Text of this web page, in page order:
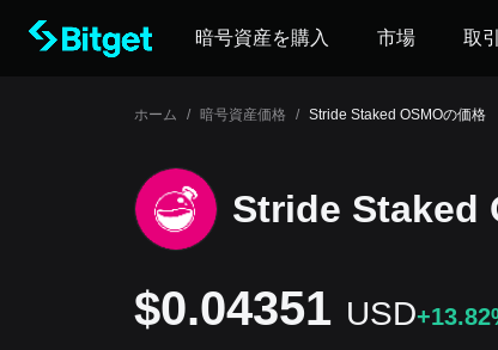
暗号資産を購入 市場 取引
ホーム / 暗号資産価格 / Stride Staked OSMOの価格
Stride Staked
$0.04351 USD